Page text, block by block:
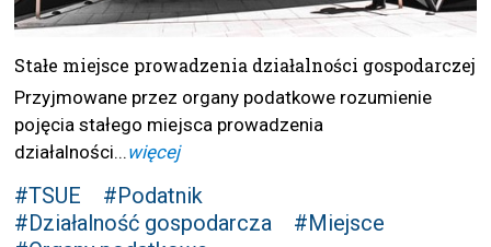
Stałe miejsce prowadzenia działalności gospodarczej
Przyjmowane przez organy podatkowe rozumienie
pojęcia stałego miejsca prowadzenia
działalności...więcej
#TSUE
#Podatnik
#Działalność gospodarcza
#Miejsce